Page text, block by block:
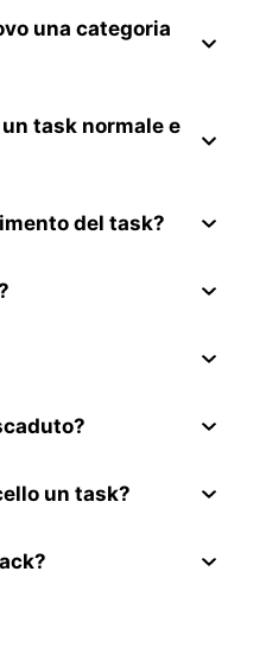
una categoria
task normale e
del task?
un task?